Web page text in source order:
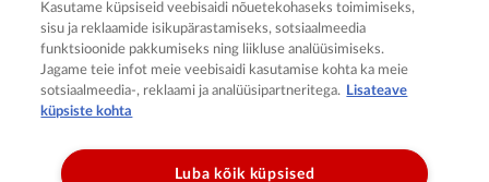
Kasutame küpsiseid veebisaidi nõuetekohaseks toimimiseks,
sisu ja reklaamide isikupärastamiseks, sotsiaalmeedia
funktsioonide pakkumiseks ning liikluse analüüsimiseks.
Jagame teie infot meie veebisaidi kasutamise kohta ka meie
sotsiaalmeedia-, reklaami ja analüüsipartneritega. Lisateave
küpsiste kohta
Luba kõik küpsised